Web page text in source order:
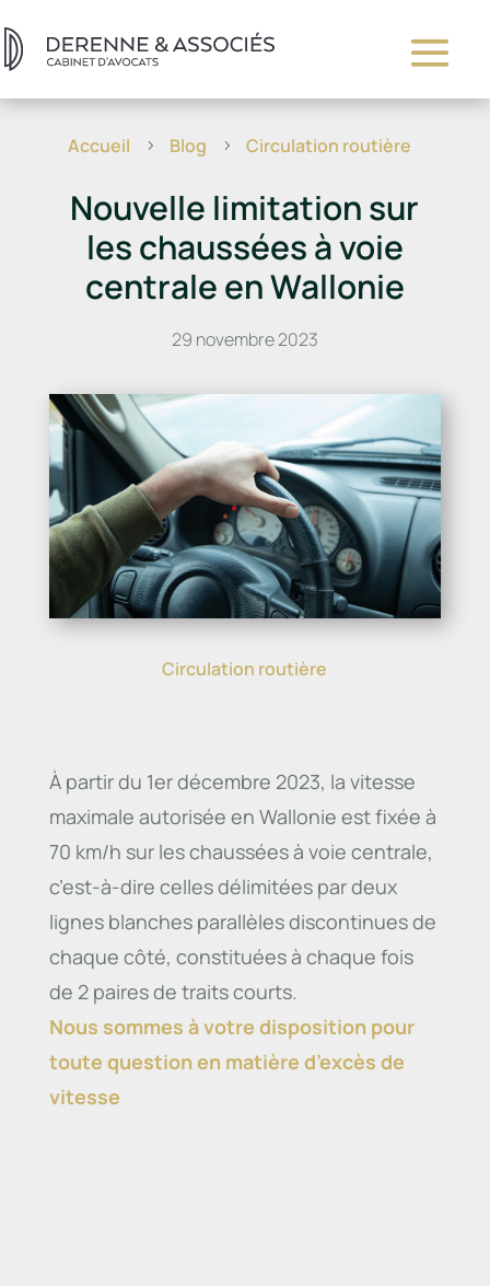
Accueil 5 Blog 5 Circulation routière
Nouvelle limitation sur
les chaussées à voie
centrale en Wallonie
29 novembre 2023
Circulation routière
À partir du 1er décembre 2023, la vitesse
maximale autorisée en Wallonie est fixée à
70 km/h sur les chaussées à voie centrale,
c’est-à-dire celles délimitées par deux
lignes blanches parallèles discontinues de
chaque côté, constituées à chaque fois
de 2 paires de traits courts.
Nous sommes à votre disposition pour
toute question en matière d’excès de
vitesse